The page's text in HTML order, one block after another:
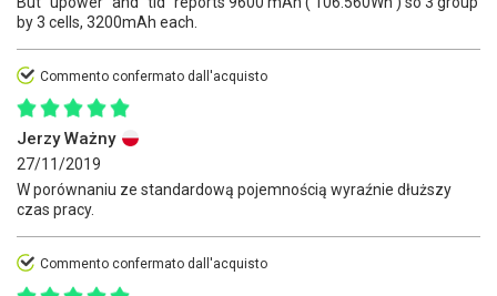
by 3 cells, 3200mAh each.
Commento confermato dall'acquisto
Jerzy Ważny
27/11/2019
W porównaniu ze standardową pojemnością wyraźnie dłuższy
czas pracy.
Commento confermato dall'acquisto